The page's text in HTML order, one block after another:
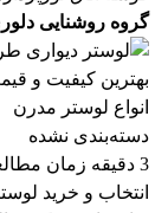
گروه روشنایی
دسته‌بندی نشده
3 دقیقه زمان مطالعه
انتخاب و خرید